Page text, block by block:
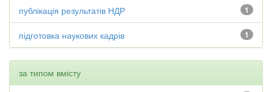
1
публікація результатів НДР
1
підготовка наукових кадрів
за типом вмісту